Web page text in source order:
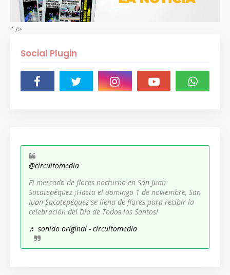
" />
Social Plugin
@circuitomedia
El mercado de flores nocturno en San Juan
Sacatepéquez ¡Hasta el domingo 1 de noviembre, San
Juan Sacatepéquez se llena de flores para recibir la
celebración del Día de Todos los Santos!
♬ sonido original - circuitomedia